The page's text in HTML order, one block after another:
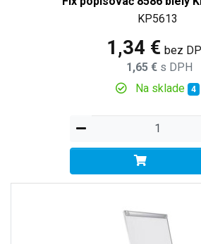
KP5613
1,34 € bez
1,65 € s DPH
Na sklade 4